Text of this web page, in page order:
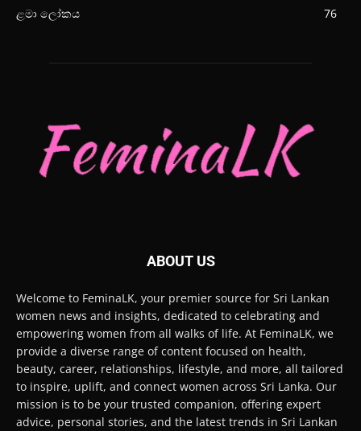
ළමා ලෝකය
76
ABOUT US
Welcome to FeminaLK, your premier source for Sri Lankan
women news and insights, dedicated to celebrating and
empowering women from all walks of life. At FeminaLK, we
provide a diverse range of content focused on health,
beauty, career, relationships, lifestyle, and more, all tailored
to inspire, uplift, and connect women across Sri Lanka. Our
mission is to be your trusted companion, offering expert
advice, personal stories, and the latest trends in Sri Lankan